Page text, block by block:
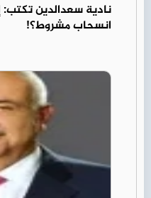
نادية سعدالدين تكتب:
انسحاب مشروط؟!